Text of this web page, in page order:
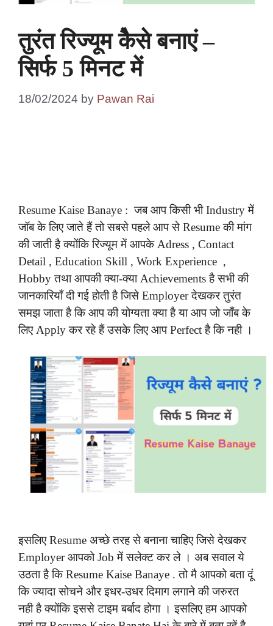
तुरंत रिज्यूम कैेसे बनाएं –
सिर्फ 5 मिनट में
18/02/2024 by Pawan Rai
Resume Kaise Banaye : जब आप किसी भी Industry में
जॉब के लिए जाते हैं तो सबसे पहले आप से Resume की मांग
की जाती है क्योंकि रिज्यूम में आपके Adress , Contact
Detail , Education Skill , Work Experience ,
Hobby तथा आपकी क्या-क्या Achievements है सभी की
जानकारियाँ दी गई होती है जिसे Employer देखकर तुरंत
समझ जाता है कि आप की योग्यता क्या है या आप जो जाँब के
लिए Apply कर रहे हैं उसके लिए आप Perfect है कि नही ।
इसलिए Resume अच्छे तरह से बनाना चाहिए जिसे देखकर
Employer आपको Job में सलेक्ट कर ले । अब सवाल ये
उठता है कि Resume Kaise Banaye . तो मै आपको बता दूं
कि ज्यादा सोचने और इधर-उधर दिमाग लगाने की जरुरत
नही है क्योंकि इससे टाइम बर्बाद होगा । इसलिए हम आपको